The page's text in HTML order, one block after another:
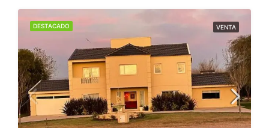
DESTACADO VENTA